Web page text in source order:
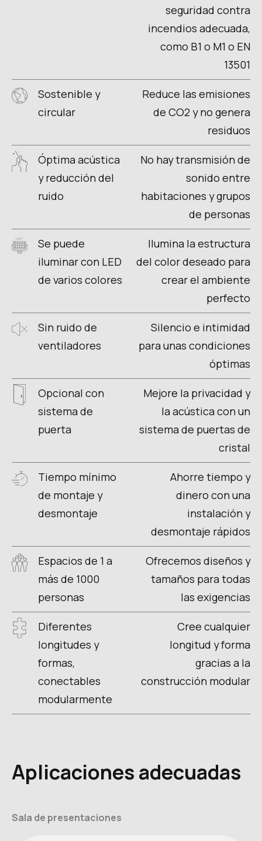
seguridad contra
incendios adecuada,
como B1 o M1 o EN
13501
Sostenible y
circular
Reduce las emisiones
de CO2 y no genera
residuos
Óptima acústica
y reducción del
ruido
No hay transmisión de
sonido entre
habitaciones y grupos
de personas
Se puede
iluminar con LED
de varios colores
Ilumina la estructura
del color deseado para
crear el ambiente
perfecto
Sin ruido de
ventiladores
Silencio e intimidad
para unas condiciones
óptimas
Opcional con
sistema de
puerta
Mejore la privacidad y
la acústica con un
sistema de puertas de
cristal
Tiempo mínimo
de montaje y
desmontaje
Ahorre tiempo y
dinero con una
instalación y
desmontaje rápidos
Espacios de 1 a
más de 1000
personas
Ofrecemos diseños y
tamaños para todas
las exigencias
Diferentes
longitudes y
formas,
conectables
modularmente
Cree cualquier
longitud y forma
gracias a la
construcción modular
Aplicaciones adecuadas
Sala de presentaciones